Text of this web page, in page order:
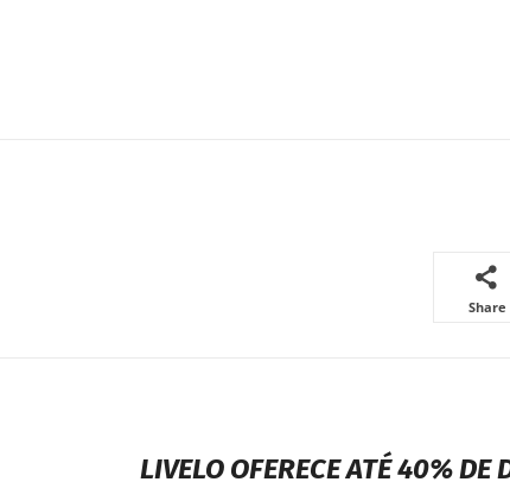
Share
LIVELO OFERECE ATÉ 40% DE